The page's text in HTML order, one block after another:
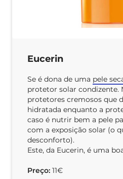
Eucerin
Se é dona de uma pele
protetor solar condizente.
protetores cremosos que
hidratada enquanto a
caso é nutrir bem a pele
com a exposição solar (o
desconforto).
Este, da Eucerin, é uma
Preço: 11€